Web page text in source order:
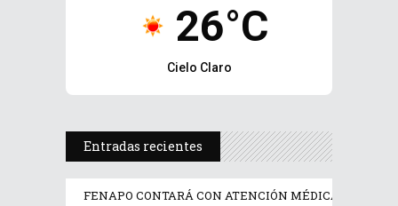
26°C
Cielo Claro
Entradas recientes
FENAPO CONTARÁ CON ATENCIÓN MÉDICA Y